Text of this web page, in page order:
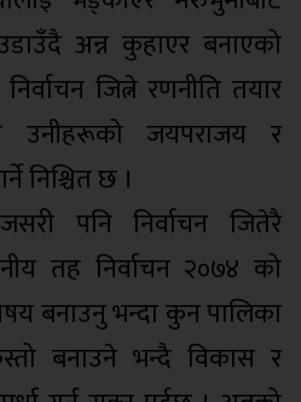
अन्न कुहाएर बनाएको
जित्ने रणनीति तयार
जयपराजय र
निश्चित छ ।
पनि निर्वाचन जितेरै
तह निर्वाचन २०७४ को
बनाउनु भन्दा कुन पालिका
बनाउने भन्दै विकास र